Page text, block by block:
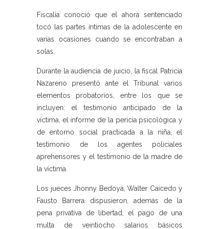
Fiscalía conoció que el ahora sentenciado
tocó las partes íntimas de la adolescente en
varias ocasiones cuando se encontraban a
solas.
Durante la audiencia de juicio, la fiscal Patricia
Nazareno presentó ante el Tribunal varios
elementos probatorios, entre los que se
incluyen: el testimonio anticipado de la
víctima, el informe de la pericia psicológica y
de entorno social practicada a la niña, el
testimonio de los agentes policiales
aprehensores y el testimonio de la madre de
la víctima.
Los jueces Jhonny Bedoya, Walter Caicedo y
Fausto Barrera dispusieron, además de la
pena privativa de libertad, el pago de una
multa de veintiocho salarios básicos